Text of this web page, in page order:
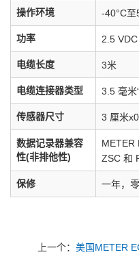
操作环境 -40°C至
功率 2.5
电缆长度 3米
电缆连接器类型 3.5 毫米
传感器尺寸 3 厘米
数据记录器兼容
性(非排他性)
METER
ZSC 和
保修 一年，
上一个： 美国METER